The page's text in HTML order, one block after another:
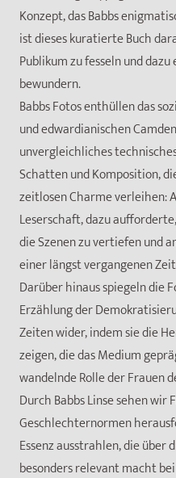
Konzept, das Babbs
ist dieses kuratierte Buch
Publikum zu fesseln und
bewundern.
Babbs Fotos enthüllen das
und edwardianischen
unvergleichliches
Schatten und Komposition,
zeitlosen Charme verleihen:
Leserschaft, dazu
die Szenen zu vertiefen und
einer längst vergangenen
Darüber hinaus spiegeln die
Erzählung der
Zeiten wider, indem sie die
zeigen, die das Medium
wandelnde Rolle der Frauen
Durch Babbs Linse sehen
Geschlechternormen
Essenz ausstrahlen, die
besonders relevant macht